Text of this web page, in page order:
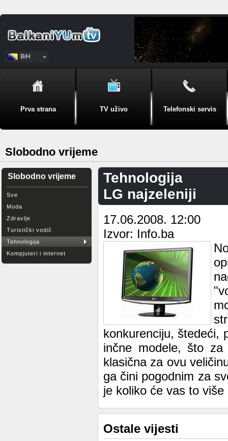
BiH
Srpski
Prva strana TV uživo Telefonski servis
Slobodno vrijeme
Slobodno vrijeme
Sve
Moda
Zdravlje
Turistički vodič
Tehnologija
Kompjuteri i internet
Tehnologija
LG najzeleniji
17.06.2008. 12:00
Izvor: Info.ba
konkurenciju, štedeći,
inčne modele, što za
klasična za ovu
ga čini pogodnim za
je koliko će vas to
Ostale vijesti